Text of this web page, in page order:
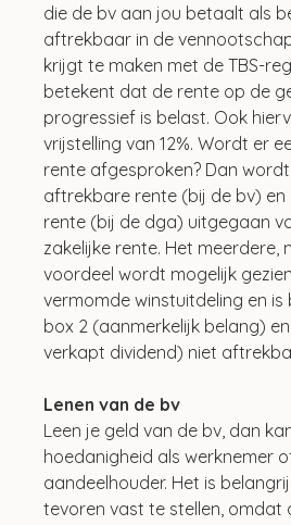
die de bv aan jou betaalt als
aftrekbaar in de
krijgt te maken met de TBS-
betekent dat de rente op de
progressief is belast. Ook
vrijstelling van 12%. Wordt er
rente afgesproken? Dan
aftrekbare rente (bij de bv)
rente (bij de dga) uitgegaan
zakelijke rente. Het meerdere,
voordeel wordt mogelijk
vermomde winstuitdeling en is
box 2 (aanmerkelijk belang)
verkapt dividend) niet
Lenen van de bv
Leen je geld van de bv, dan
hoedanigheid als werknemer
aandeelhouder. Het is
tevoren vast te stellen, omdat